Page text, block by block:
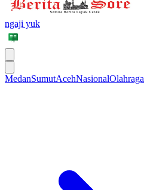
ngaji yuk
MedanSumutAcehNasionalOlahraga